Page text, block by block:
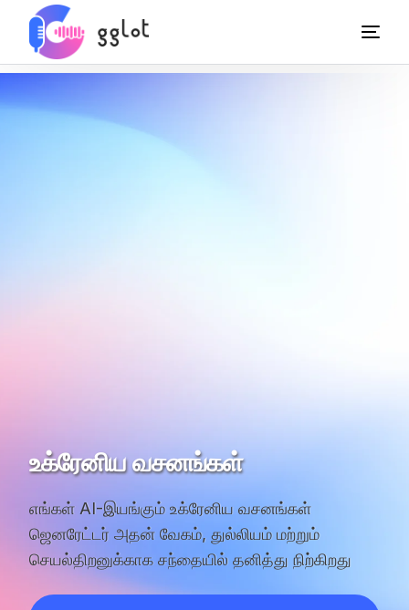
உக்ரேனிய வசனங்கள்
எங்கள் AI-இயங்கும்உக்ரேனிய வசனங்கள்
ஜெனரேட்டர் அதன் வேகம், துல்லியம் மற்றும்
செயல்திறனுக்காக சந்தையில் தனித்து நிற்கிறது